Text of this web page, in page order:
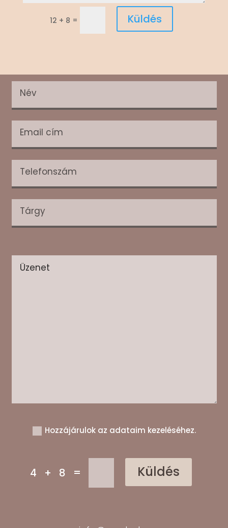
12 + 8 = Küldés
Hozzájárulok az adataim kezeléséhez.
4 + 8 = Küldés